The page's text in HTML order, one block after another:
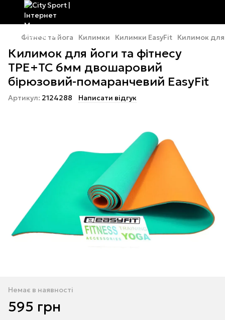
Фітнес та йога Килимки Килимки EasyFit Килимок для
Килимок для йоги та фітнесу
TPE+TC 6мм двошаровий
бірюзовий-помаранчевий EasyFit
Артикул: 2124288 Написати відгук
Немає в наявності
595 грн